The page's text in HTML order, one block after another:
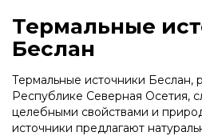
Термальные
Беслан
Термальные источники Беслан,
Республике Северная Осетия,
целебными свойствами и
источники предлагают